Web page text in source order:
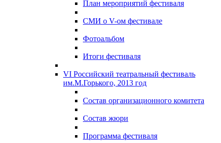
План мероприятий фестиваля
СМИ о V-ом фестивале
Фотоальбом
Итоги фестиваля
VI Российский театральный фестиваль
им.М.Горького, 2013 год
Состав организационного комитета
Состав жюри
Программа фестиваля